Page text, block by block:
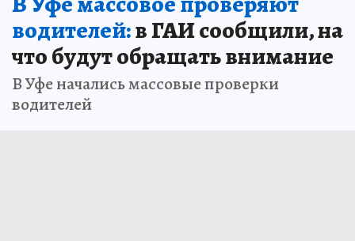
водителей:в ГАИ сообщили, на
что будут обращать внимание
В Уфе начались массовые проверки
водителей